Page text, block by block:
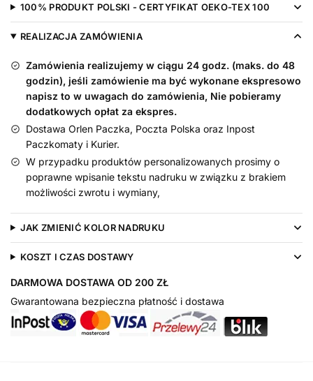
100100% PRODUKT POLSKI - CERTYFIKAT OEKO-TEX 100
REALIZACJA ZAMÓWIENIA
Zamówienia realizujemy w ciągu 24 godz. (maks. do 48
godzin), jeśli zamówienie ma być wykonane ekspresowo
napisz to w uwagach do zamówienia, Nie pobieramy
dodatkowych opłat za ekspres.
Dostawa Orlen Paczka, Poczta Polska oraz Inpost
Paczkomaty i Kurier.
W przypadku produktów personalizowanych prosimy o
poprawne wpisanie tekstu nadruku w związku z brakiem
możliwości zwrotu i wymiany,
JAK ZMIENIĆ KOLOR NADRUKU
KOSZT I CZAS DOSTAWY
DARMOWA DOSTAWA OD 200 ZŁ
Gwarantowana bezpieczna płatność i dostawa